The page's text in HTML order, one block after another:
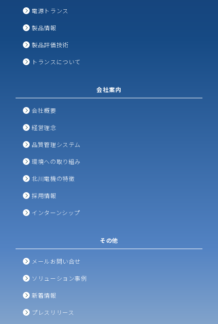
電源トランス
製品情報
製品評価技術
トランスについて
会社案内
会社概要
経営理念
品質管理システム
環境への取り組み
北川電機の特徴
採用情報
インターンシップ
その他
メールお問い合せ
ソリューション事例
新着情報
プレスリリース